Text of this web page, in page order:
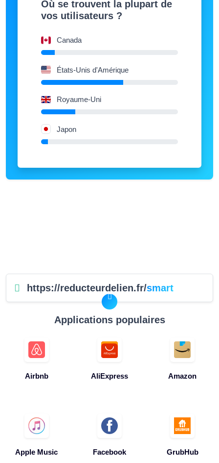
Où se trouvent la plupart de
vos utilisateurs ?
Canada
États-Unis d'Amérique
Royaume-Uni
Japon
https://reducteurdelien.fr/smart
Applications populaires
Airbnb AliExpress Amazon
Apple Music Facebook GrubHub